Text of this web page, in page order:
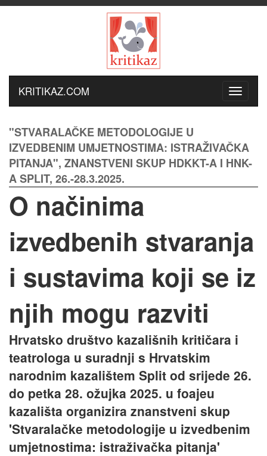
KRITIKAZ.COM
"STVARALAČKE METODOLOGIJE U
IZVEDBENIM UMJETNOSTIMA: ISTRAŽIVAČKA
PITANJA", ZNANSTVENI SKUP HDKKT-A I HNK-
A SPLIT, 26.-28.3.2025.
O načinima
izvedbenih stvaranja
i sustavima koji se iz
njih mogu razviti
Hrvatsko društvo kazališnih kritičara i
teatrologa u suradnji s Hrvatskim
narodnim kazalištem Split od srijede 26.
do petka 28. ožujka 2025. u foajeu
kazališta organizira znanstveni skup
'Stvaralačke metodologije u izvedbenim
umjetnostima: istraživačka pitanja'